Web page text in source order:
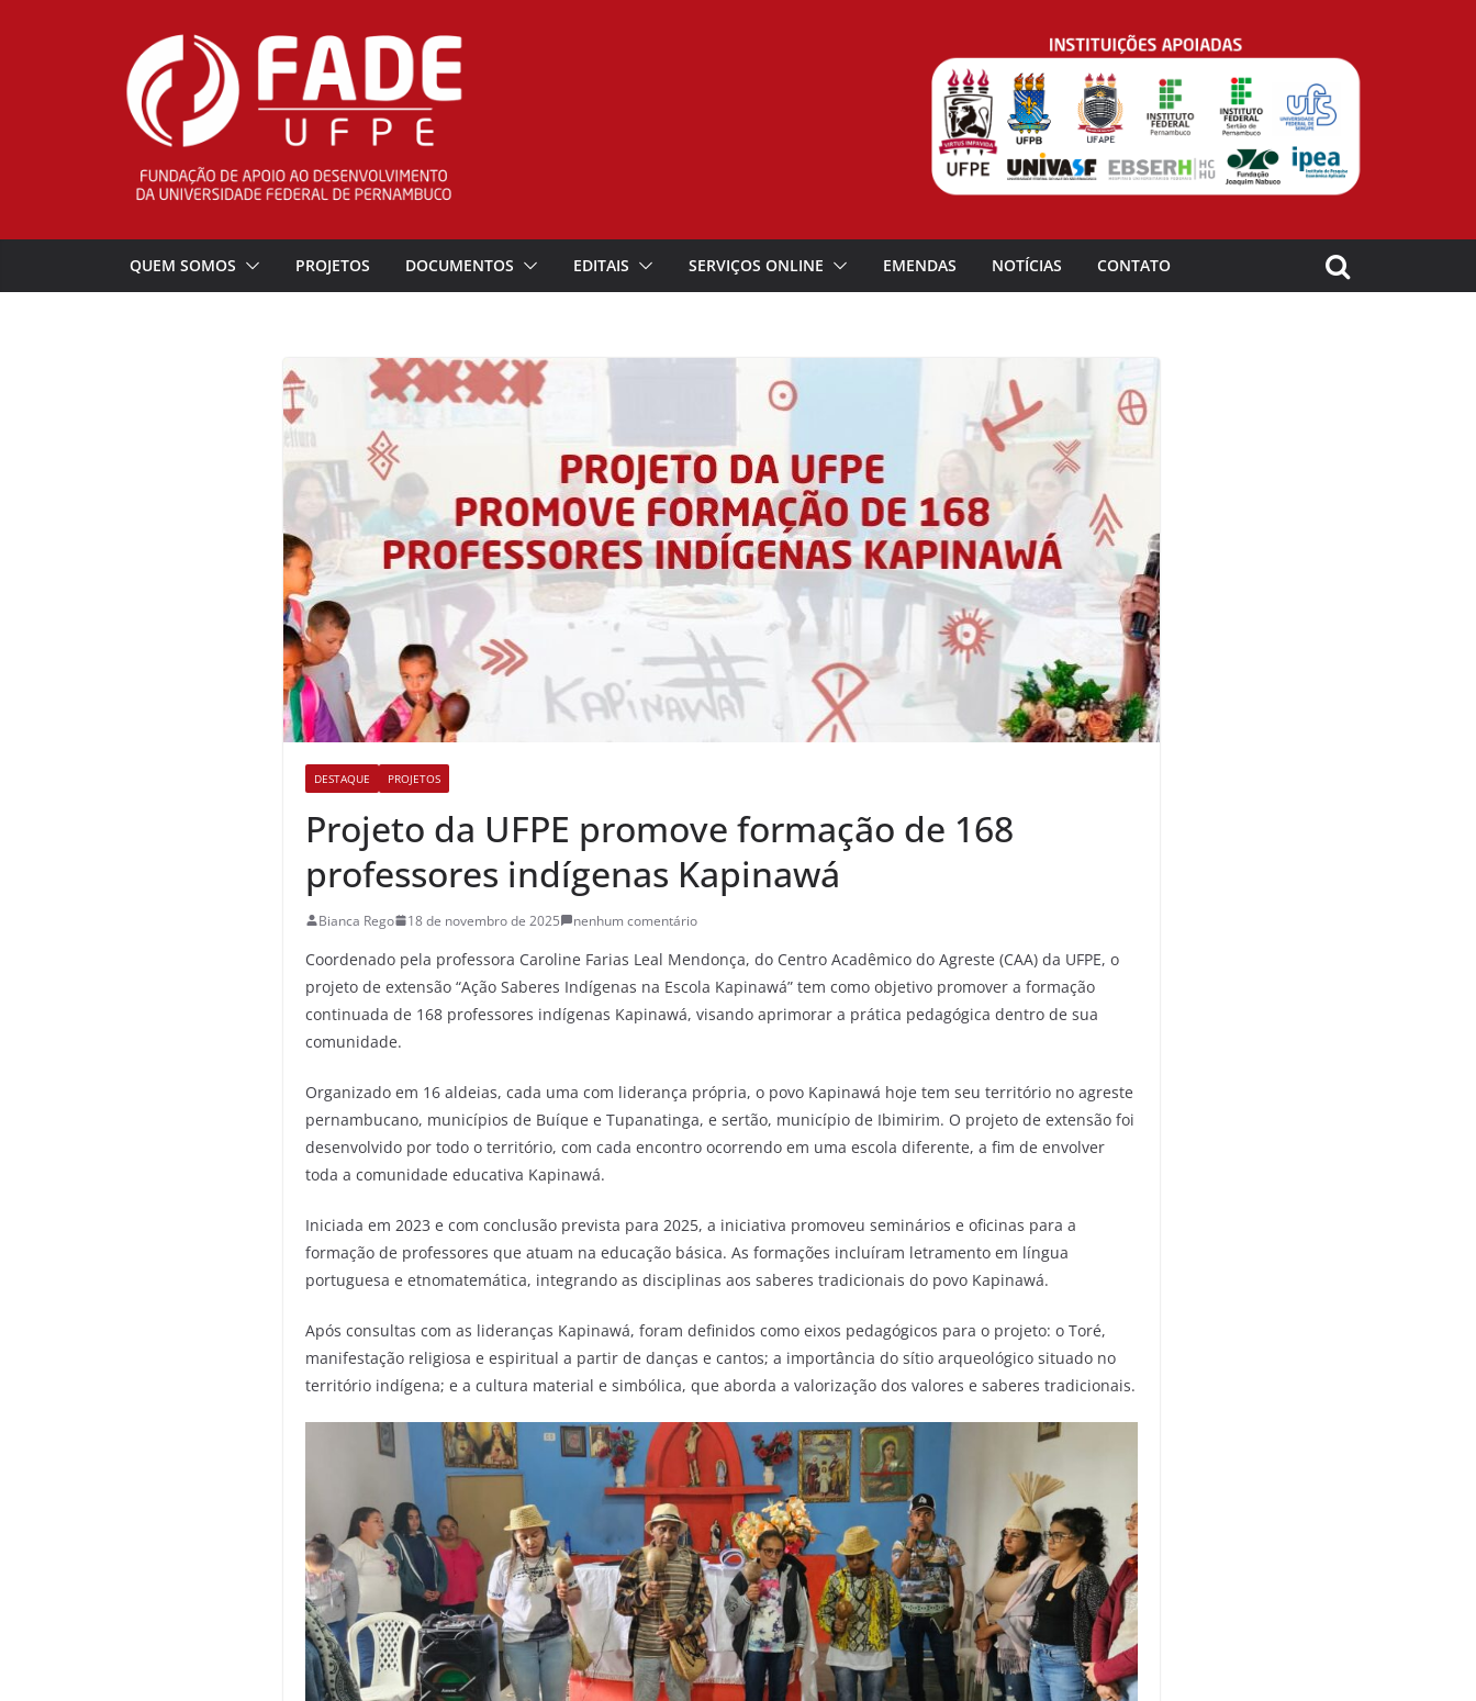
QUEM SOMOS PROJETOS DOCUMENTOS EDITAIS SERVIÇOS ONLINE EMENDAS NOTÍCIAS CONTATO
DESTAQUE PROJETOS
Projeto da UFPE promove formação de 168
professores indígenas Kapinawá
Bianca Rego 18 de novembro de 2025 nenhum comentário
Coordenado pela professora Caroline Farias Leal Mendonça, do Centro Acadêmico do Agreste (CAA) da UFPE, o
projeto de extensão “Ação Saberes Indígenas na Escola Kapinawá” tem como objetivo promover a formação
continuada de 168 professores indígenas Kapinawá, visando aprimorar a prática pedagógica dentro de sua
comunidade.
Organizado em 16 aldeias, cada uma com liderança própria, o povo Kapinawá hoje tem seu território no agreste
pernambucano, municípios de Buíque e Tupanatinga, e sertão, município de Ibimirim. O projeto de extensão foi
desenvolvido por todo o território, com cada encontro ocorrendo em uma escola diferente, a fim de envolver
toda a comunidade educativa Kapinawá.
Iniciada em 2023 e com conclusão prevista para 2025, a iniciativa promoveu seminários e oficinas para a
formação de professores que atuam na educação básica. As formações incluíram letramento em língua
portuguesa e etnomatemática, integrando as disciplinas aos saberes tradicionais do povo Kapinawá.
Após consultas com as lideranças Kapinawá, foram definidos como eixos pedagógicos para o projeto: o Toré,
manifestação religiosa e espiritual a partir de danças e cantos; a importância do sítio arqueológico situado no
território indígena; e a cultura material e simbólica, que aborda a valorização dos valores e saberes tradicionais.